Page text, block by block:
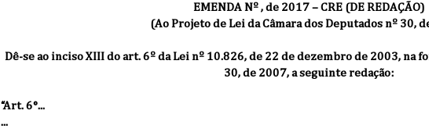
EMENDA Nº , de 2017 – CRE (DE REDAÇÃO)
(Ao Projeto de Lei da Câmara dos Deputados nº 30,
Dê-se ao inciso XIII do art. 6º da Lei nº 10.826, de 22 de dezembro de 2003, na
30, de 2007, a seguinte redação:
“Art. 6°...
...